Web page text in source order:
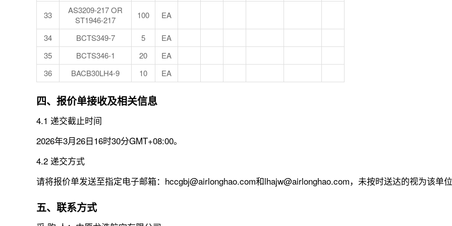
33
AS3209-217 OR
ST1946-217
100 EA
34 BCTS349-7 5
EA
35
BCTS346-1 20
EA
36
BACB30LH4-9 10 EA
四、报价单接收及相关信息
4.1 递交截止时间
2026年3月26日16时30分GMT+08:00。
4.2 递交方式
请将报价单发送至指定电子邮箱：hccgbj@airlonghao.com和lhajw@airlonghao.com，未按时送达的视为该单位
五、联系方式